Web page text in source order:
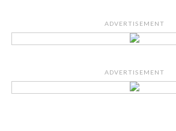
ADVERTISEMENT
ADVERTISEMENT